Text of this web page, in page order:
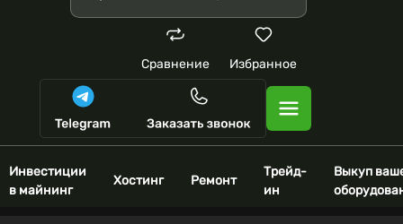
Сравнение Избранное
Инвестиции
в майнинг
Хостинг Ремонт
Трейд-
ин
Выкуп